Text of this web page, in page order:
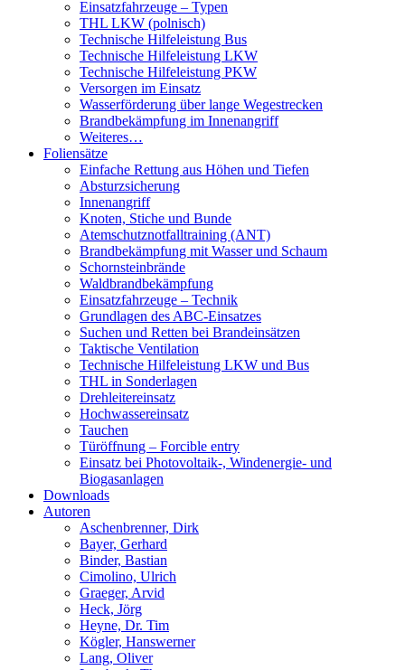
Einsatzfahrzeuge – Typen
THL LKW (polnisch)
Technische Hilfeleistung Bus
Technische Hilfeleistung LKW
Technische Hilfeleistung PKW
Versorgen im Einsatz
Wasserförderung über lange Wegestrecken
Brandbekämpfung im Innenangriff
Weiteres…
Foliensätze
Einfache Rettung aus Höhen und Tiefen
Absturzsicherung
Innenangriff
Knoten, Stiche und Bunde
Atemschutznotfalltraining (ANT)
Brandbekämpfung mit Wasser und Schaum
Schornsteinbrände
Waldbrandbekämpfung
Einsatzfahrzeuge – Technik
Grundlagen des ABC-Einsatzes
Suchen und Retten bei Brandeinsätzen
Taktische Ventilation
Technische Hilfeleistung LKW und Bus
THL in Sonderlagen
Drehleitereinsatz
Hochwassereinsatz
Tauchen
Türöffnung – Forcible entry
Einsatz bei Photovoltaik-, Windenergie- und
Biogasanlagen
Downloads
Autoren
Aschenbrenner, Dirk
Bayer, Gerhard
Binder, Bastian
Cimolino, Ulrich
Graeger, Arvid
Heck, Jörg
Heyne, Dr. Tim
Kögler, Hanswerner
Lang, Oliver